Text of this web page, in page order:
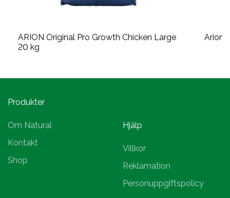
ARION Original Pro Growth Chicken Large
20 kg
Arion
Produkter
Om Natural
Kontakt
Shop
Hjälp
Villkor
Reklamation
Personuppgiftspolicy